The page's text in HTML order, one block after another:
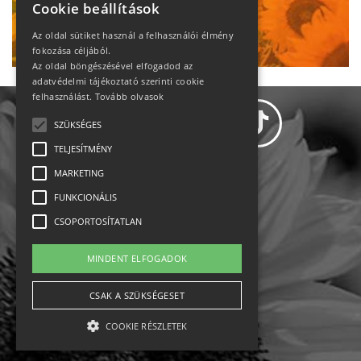
Ne maradj le!
Állásajánlatok
Impresszum-kapcsolat
Jogi nyilatkozat
Cookie beállítások
Az oldal sütiket használ a felhasználói élmény
fokozása céljából.
Az oldal böngészésével elfogadod az
adatvédelmi tájékoztató szerinti cookie
felhasználást. Tovább olvasok
SZÜKSÉGES
TELJESÍTMÉNY
MARKETING
FUNKCIONÁLIS
CSOPORTOSÍTATLAN
MINDENT ELFOGADOK
CSAK A SZÜKSÉGESET
COOKIE RÉSZLETEK